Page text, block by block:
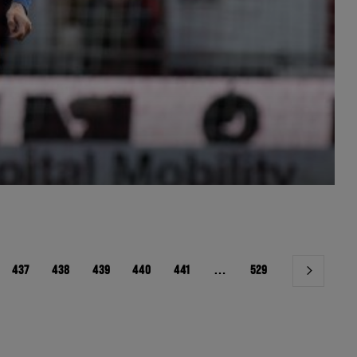
437 438 439 440 441 … 529